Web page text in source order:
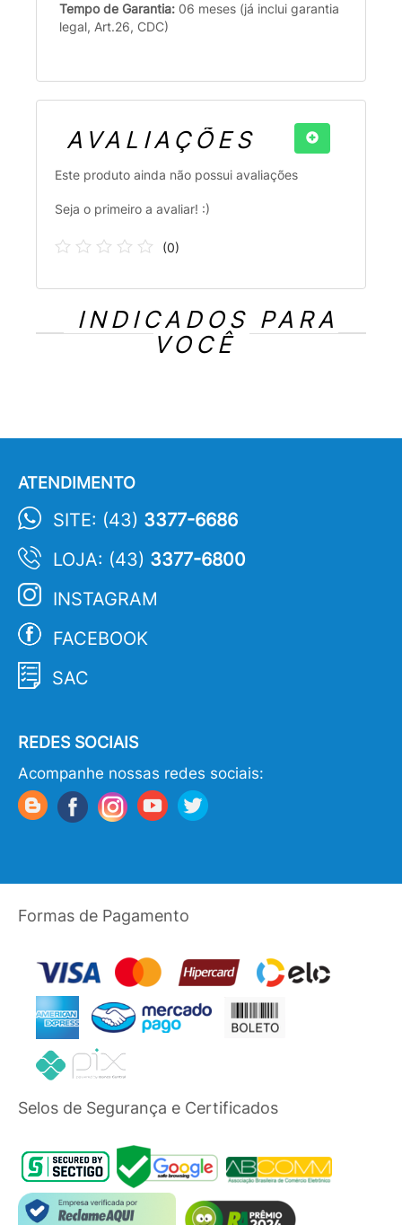
Tempo de Garantia: 06 meses (já inclui garantia
legal, Art.26, CDC)
AVALIAÇÕES
Este produto ainda não possui avaliações
Seja o primeiro a avaliar! :)
(0)
INDICADOS PARA
VOCÊ
ATENDIMENTO
SITE: (43) 3377-6686
LOJA: (43) 3377-6800
INSTAGRAM
FACEBOOK
SAC
REDES SOCIAIS
Acompanhe nossas redes sociais:
Formas de Pagamento
Selos de Segurança e Certificados